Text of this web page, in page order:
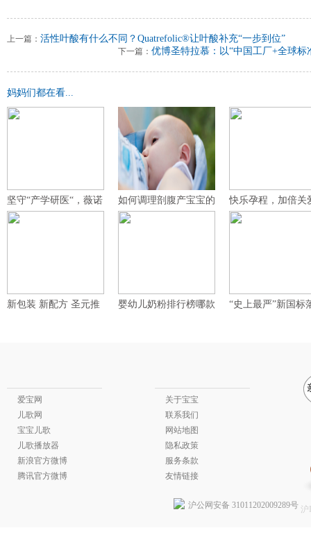
上一篇： 活性叶酸有什么不同？Quatrefolic®让叶酸补充“一步到位”
下一篇： 优博圣特拉慕：以“中国工厂+全球
妈妈们都在看...
坚守“产学研医“，薇诺
娜宝贝打
如何调理剖腹产宝宝的
过敏体质？
快乐孕程，加倍关
Perdays备孕活
新包装 新配方 圣元推
婴幼儿奶粉排行榜哪款
“史上最严”新国标
爱宝网
儿歌网
宝宝儿歌
儿歌播放器
新浪官方微博
腾讯官方微博
关于宝宝
联系我们
网站地图
隐私政策
服务条款
友情链接
沪公网安备 31011202009289号 沪